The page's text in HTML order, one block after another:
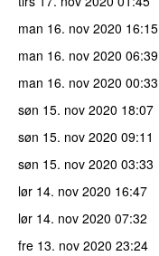
man 16. nov 2020 16:15
man 16. nov 2020 06:39
man 16. nov 2020 00:33
søn 15. nov 2020 18:07
søn 15. nov 2020 09:11
søn 15. nov 2020 03:33
lør 14. nov 2020 16:47
lør 14. nov 2020 07:32
fre 13. nov 2020 23:24